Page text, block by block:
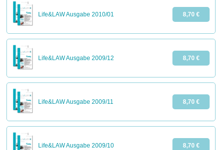
Life&LAW Ausgabe 2010/01 8,70 €
Life&LAW Ausgabe 2009/12 8,70 €
Life&LAW Ausgabe 2009/11 8,70 €
Life&LAW Ausgabe 2009/10 8,70 €